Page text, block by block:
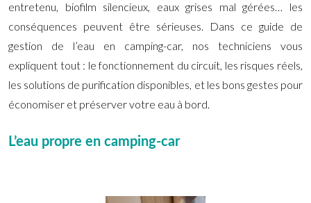
entretenu, biofilm silencieux, eaux grises mal gérées… les
conséquences peuvent être sérieuses. Dans ce guide de
gestion de l’eau en camping-car, nos techniciens vous
expliquent tout : le fonctionnement du circuit, les risques réels,
les solutions de purification disponibles, et les bons gestes pour
économiser et préserver votre eau à bord.
L’eau propre en camping-car